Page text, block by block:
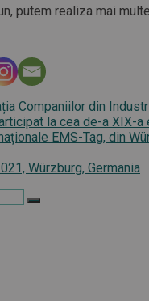
putem realiza mai
Companiilor din
la cea de-a XIX-a
EMS-Tag, din
Würzburg, Germania